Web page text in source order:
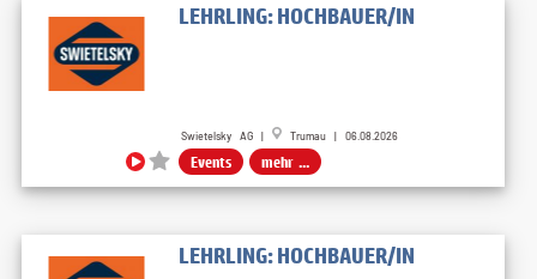
LEHRLING: HOCHBAUER/IN
Swietelsky AG | Trumau | 06.08.2026
Events mehr ...
LEHRLING: HOCHBAUER/IN